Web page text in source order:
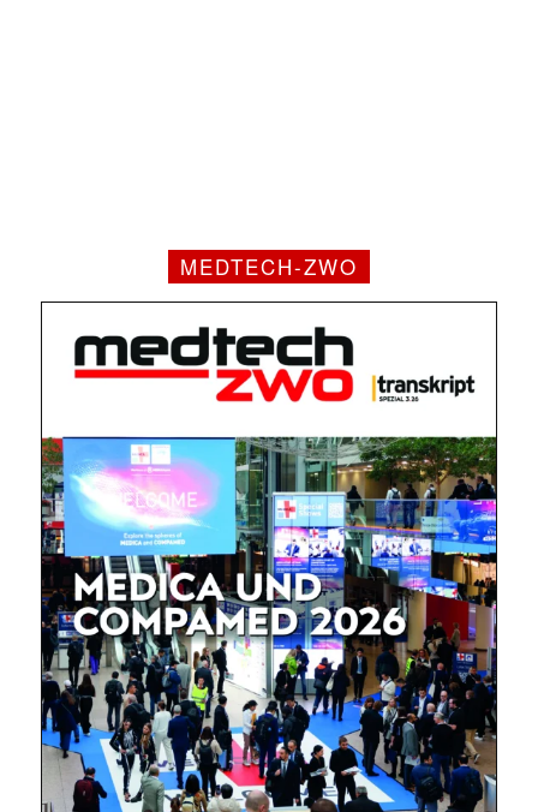
MEDTECH-ZWO